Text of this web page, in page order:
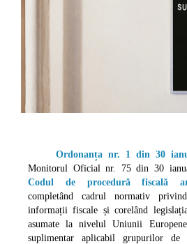
Ordonanța nr. 1 din 30
Monitorul Oficial nr. 75 din 30
Codul de procedură fiscală
completând cadrul normativ
informații fiscale și corelând
asumate la nivelul Uniunii
suplimentar aplicabil grupurilor